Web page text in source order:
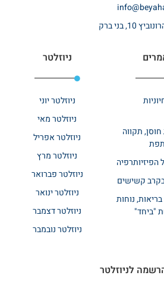
10, בני ברק
חוסן, תקווה
קשישים
נוחות
"ביחד"
ניוזלטר
ניוזלטר יוני
ניוזלטר מאי
ניוזלטר אפריל
ניוזלטר מרץ
ניוזלטר פברואר
ניוזלטר ינואר
ניוזלטר דצמבר
ניוזלטר נובמבר
לניוזלטר